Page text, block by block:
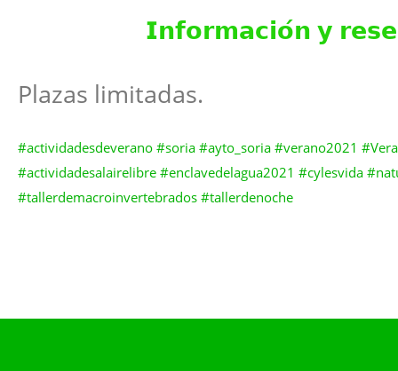
𝗜𝗻𝗳𝗼𝗿𝗺𝗮𝗰𝗶𝗼́𝗻 𝘆
Plazas limitadas.
#actividadesdeverano #soria #ayto_soria #verano2021
#actividadesalairelibre #enclavedelagua2021 #cylesvida
#tallerdemacroinvertebrados #tallerdenoche